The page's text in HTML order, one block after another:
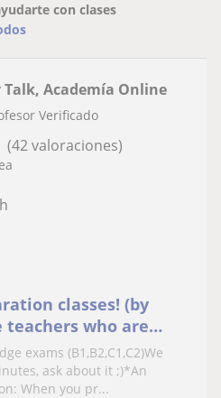
con clases
Talk, Academía Online
Verificado
(42 valoraciones)
classes! (by
who are
exams (B1,B2,C1,C2)We
ask about it ;)*An
When you pr...